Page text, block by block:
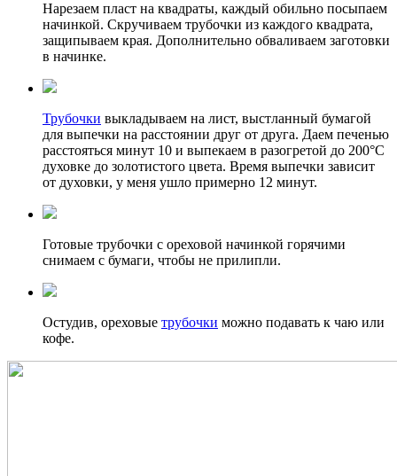
Нарезаем пласт на квадраты, каждый обильно посыпаем
начинкой. Скручиваем трубочки из каждого квадрата,
защипываем края. Дополнительно обваливаем заготовки
в начинке.
Трубочки выкладываем на лист, выстланный бумагой
для выпечки на расстоянии друг от друга. Даем печенью
расстояться минут 10 и выпекаем в разогретой до 200°C
духовке до золотистого цвета. Время выпечки зависит
от духовки, у меня ушло примерно 12 минут.
Готовые трубочки с ореховой начинкой горячими
снимаем с бумаги, чтобы не прилипли.
Остудив, ореховые трубочки можно подавать к чаю или
кофе.